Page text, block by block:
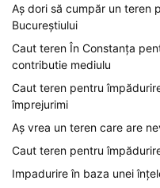
Aș dori să cumpăr un teren
Bucureștiului
Caut teren În Constanța
contributie mediulu
Caut teren pentru
împrejurimi
Aș vrea un teren care are
Caut teren pentru
Impadurire în baza unei